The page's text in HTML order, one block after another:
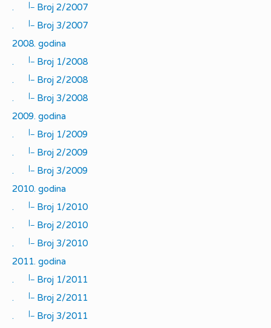
.
|_
Broj 2/2007
.
|_
Broj 3/2007
2008. godina
.
|_
Broj 1/2008
.
|_
Broj 2/2008
.
|_
Broj 3/2008
2009. godina
.
|_
Broj 1/2009
.
|_
Broj 2/2009
.
|_
Broj 3/2009
2010. godina
.
|_
Broj 1/2010
.
|_
Broj 2/2010
.
|_
Broj 3/2010
2011. godina
.
|_
Broj 1/2011
.
|_
Broj 2/2011
.
|_
Broj 3/2011